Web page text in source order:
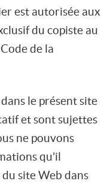
est autorisée aux
du copiste au
de la
le présent site
et sont sujettes
ne pouvons
qu’il
site Web dans